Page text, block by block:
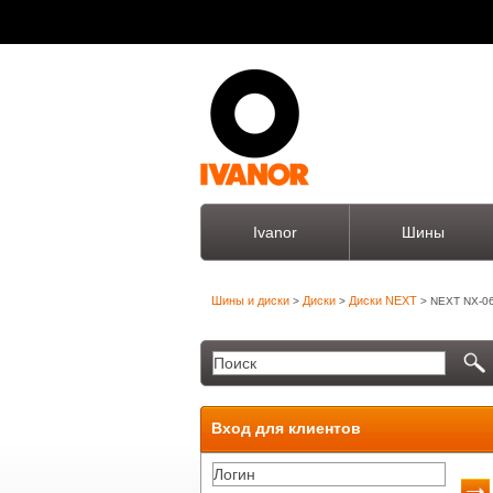
Ivanor Шины
Шины и диски > Диски > Диски NEXT > NEXT NX-
Вход для клиентов